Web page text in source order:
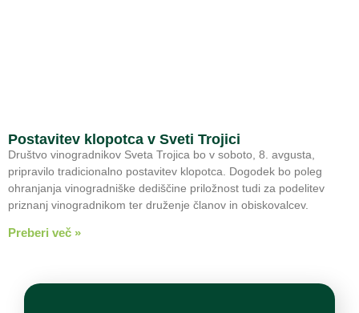
Postavitev klopotca v Sveti Trojici
Društvo vinogradnikov Sveta Trojica bo v soboto, 8. avgusta,
pripravilo tradicionalno postavitev klopotca. Dogodek bo poleg
ohranjanja vinogradniške dediščine priložnost tudi za podelitev
priznanj vinogradnikom ter druženje članov in obiskovalcev.
Preberi več »